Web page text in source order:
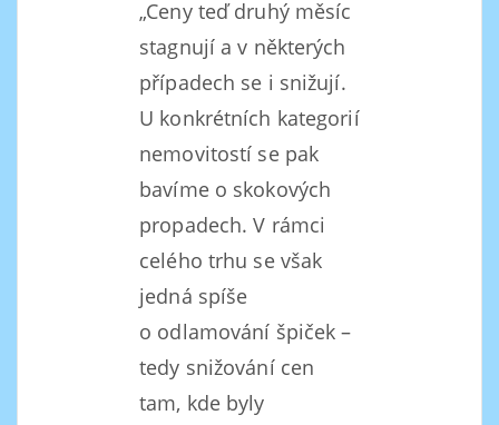
„Ceny teď druhý měsíc
stagnují a v některých
případech se i snižují.
U konkrétních kategorií
nemovitostí se pak
bavíme o skokových
propadech. V rámci
celého trhu se však
jedná spíše
o odlamování špiček –
tedy snižování cen
tam, kde byly